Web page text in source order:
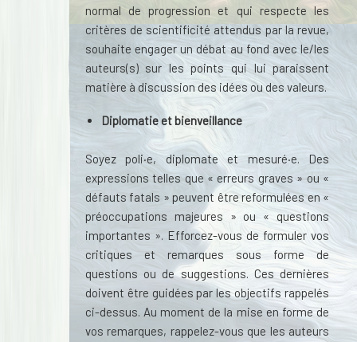
normal de progression et qui respecte les
critères de scientificité attendus par la revue,
souhaite engager un débat au fond avec le/les
auteurs(s) sur les points qui lui paraissent
matière à discussion des idées ou des valeurs.
Diplomatieet bienveillance
Soyez poli·e, diplomate et mesuré·e. Des
expressions telles que « erreurs graves » ou «
défauts fatals » peuvent être reformulées en «
préoccupations majeures » ou « questions
importantes ». Efforcez-vous de formuler vos
critiques et remarques sous forme de
questions ou de suggestions. Ces dernières
doivent être guidées par les objectifs rappelés
ci-dessus. Au moment de la mise en forme de
vos remarques, rappelez-vous que les auteurs